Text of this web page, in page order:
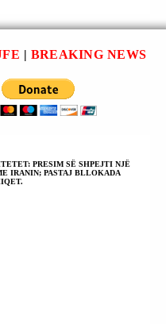
NJË
PENALE.
| BREAKING NEWS
PRESIM SË SHPEJTI NJË
IRANIN; PASTAJ BLLOKADA